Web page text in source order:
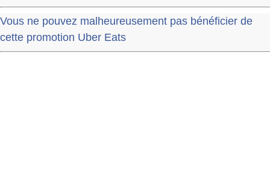
Vous ne pouvez malheureusement pas bénéficier de
cette promotion Uber Eats